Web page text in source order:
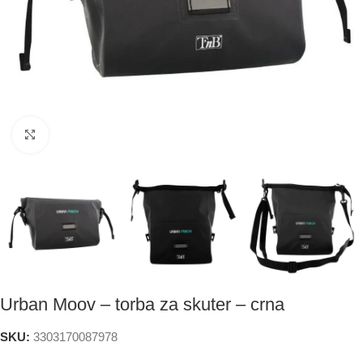
Urban Moov – torba za skuter – crna
SKU: 3303170087978